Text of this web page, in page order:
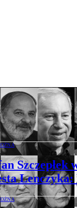
2024.
ciągu
Szczepłek
Lenczyka: